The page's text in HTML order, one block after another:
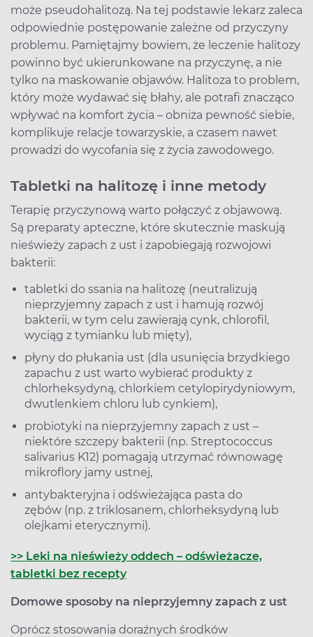
może pseudohalitozą. Na tej podstawie lekarz zaleca
odpowiednie postępowanie zależne od przyczyny
problemu. Pamiętajmy bowiem, że leczenie halitozy
powinno być ukierunkowane na przyczynę, a nie
tylko na maskowanie objawów. Halitoza to problem,
który może wydawać się błahy, ale potrafi znacząco
wpływać na komfort życia – obniża pewność siebie,
komplikuje relacje towarzyskie, a czasem nawet
prowadzi do wycofania się z życia zawodowego.
Tabletki na halitozę i inne metody
Terapię przyczynową warto połączyć z objawową.
Są preparaty apteczne, które skutecznie maskują
nieświeży zapach z ust i zapobiegają rozwojowi
bakterii:
tabletki do ssania na halitozę (neutralizują
nieprzyjemny zapach z ust i hamują rozwój
bakterii, w tym celu zawierają cynk, chlorofil,
wyciąg z tymianku lub mięty),
płyny do płukania ust (dla usunięcia brzydkiego
zapachu z ust warto wybierać produkty z
chlorheksydyną, chlorkiem cetylopirydyniowym,
dwutlenkiem chloru lub cynkiem),
probiotyki na nieprzyjemny zapach z ust –
niektóre szczepy bakterii (np. Streptococcus
salivarius K12) pomagają utrzymać równowagę
mikroflory jamy ustnej,
antybakteryjna i odświeżająca pasta do
zębów (np. z triklosanem, chlorheksydyną lub
olejkami eterycznymi).
>> Leki na nieświeży oddech – odświeżacze,
tabletki bez recepty
Domowe sposoby na nieprzyjemny zapach z ust
Oprócz stosowania doraźnych środków